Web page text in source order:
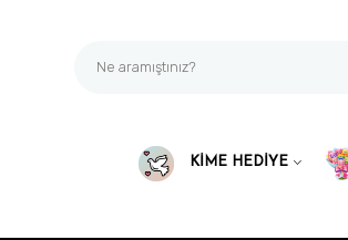
KİME HEDİYE